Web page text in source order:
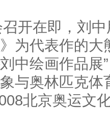
开在即，刘
为代表作的大
绘画作品展
与奥林匹克
北京奥运文